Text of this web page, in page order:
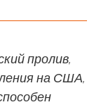
пролив,
на США,